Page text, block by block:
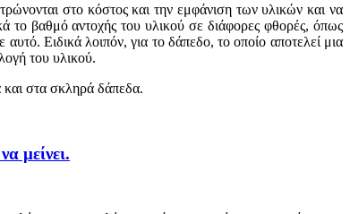
στο κόστος και την εμφάνιση των υλικών και να
το βαθμό αντοχής του υλικού σε διάφορες φθορές, όπως
Ειδικά λοιπόν, για το δάπεδο, το οποίο αποτελεί μια
του υλικού.
και στα σκληρά δάπεδα.
μείνει.